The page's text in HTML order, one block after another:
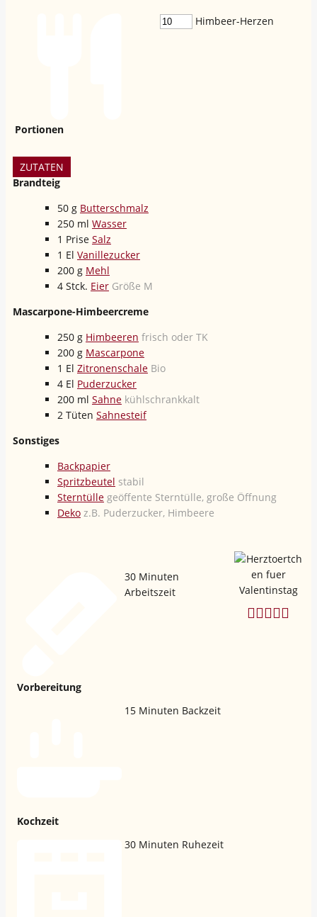
Portionen
Himbeer-Herzen
ZUTATEN
Brandteig
50 g Butterschmalz
250 ml Wasser
1 Prise Salz
1 El Vanillezucker
200 g Mehl
4 Stck. Eier Größe M
Mascarpone-Himbeercreme
250 g Himbeeren frisch oder TK
200 g Mascarpone
1 El Zitronenschale Bio
4 El Puderzucker
200 ml Sahne kühlschrankkalt
2 Tüten Sahnesteif
Sonstiges
Backpapier
Spritzbeutel stabil
Sterntülle geöffente Sterntülle, große Öffnung
Deko z.B. Puderzucker, Himbeere
Vorbereitung
30 Minuten
Arbeitszeit
Kochzeit
15 Minuten Backzeit
30 Minuten Ruhezeit